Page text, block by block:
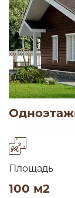
Площадь
100 м2